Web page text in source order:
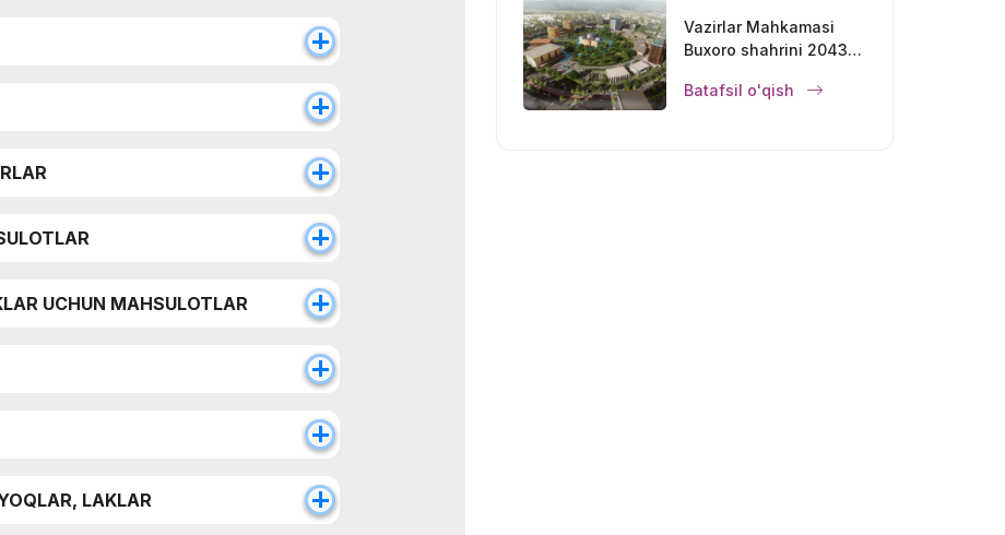
UCHUN MAHSULOTLAR
LAKLAR
Vazirlar Mahkamasi
Buxoro shahrini 2043-
rivojlantirishning bosh
Batafsil o'qish